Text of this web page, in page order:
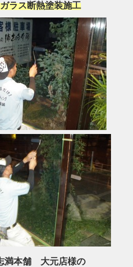
ラス断熱塗装施工
満本舗 大元店様の